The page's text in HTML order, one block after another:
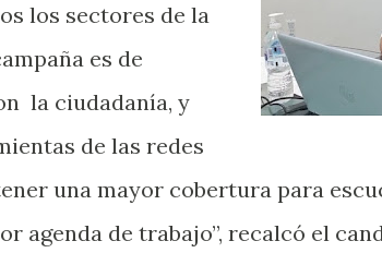
los sectores de la
es de
la ciudadanía, y
de las redes
una mayor cobertura para
agenda de trabajo”, recalcó el